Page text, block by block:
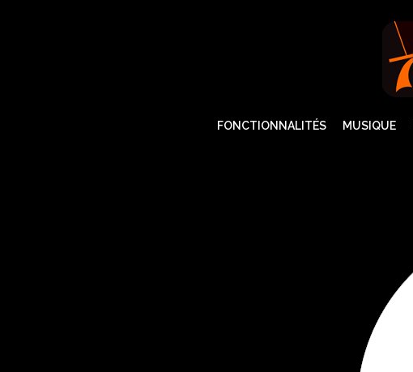
FONCTIONNALITÉS MUSIQUE